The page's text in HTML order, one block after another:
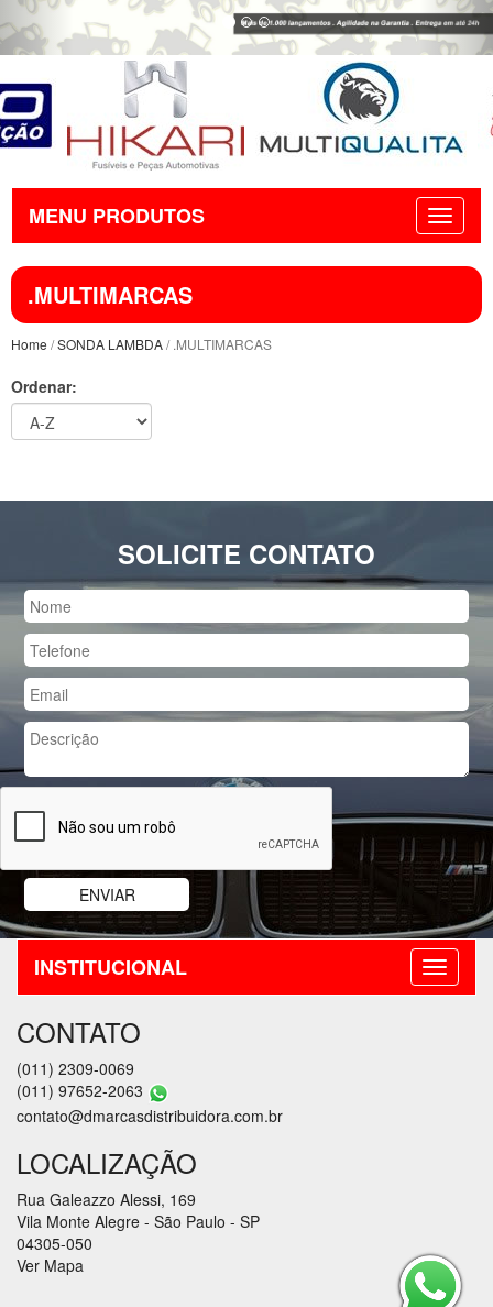
MENU PRODUTOS
.MULTIMARCAS
Home /SONDA LAMBDA/ .MULTIMARCAS
Ordenar:
SOLICITE CONTATO
INSTITUCIONAL
CONTATO
(011) 2309-0069
(011) 97652-2063
contato@dmarcasdistribuidora.com.br
LOCALIZAÇÃO
Rua Galeazzo Alessi, 169
Vila Monte Alegre - São Paulo - SP
04305-050
Ver Mapa